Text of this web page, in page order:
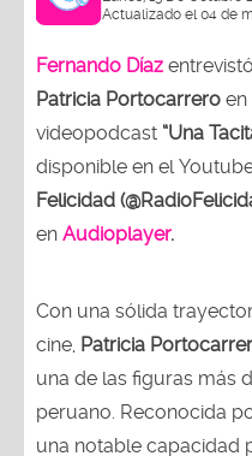
Actualizado el 04 de
Fernando Díaz
Patricia Portocarrero en
videopodcast “Una
disponible en el
Felicidad
en Audioplayer.
Con una sólida
cine, Patricia
una de las figuras más
peruano. Reconocida
una notable capacidad